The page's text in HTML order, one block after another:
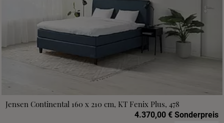
Jensen Continental 160 x 210 cm, KT Fenix Plus, 478
4.370,00 € Sonderpreis